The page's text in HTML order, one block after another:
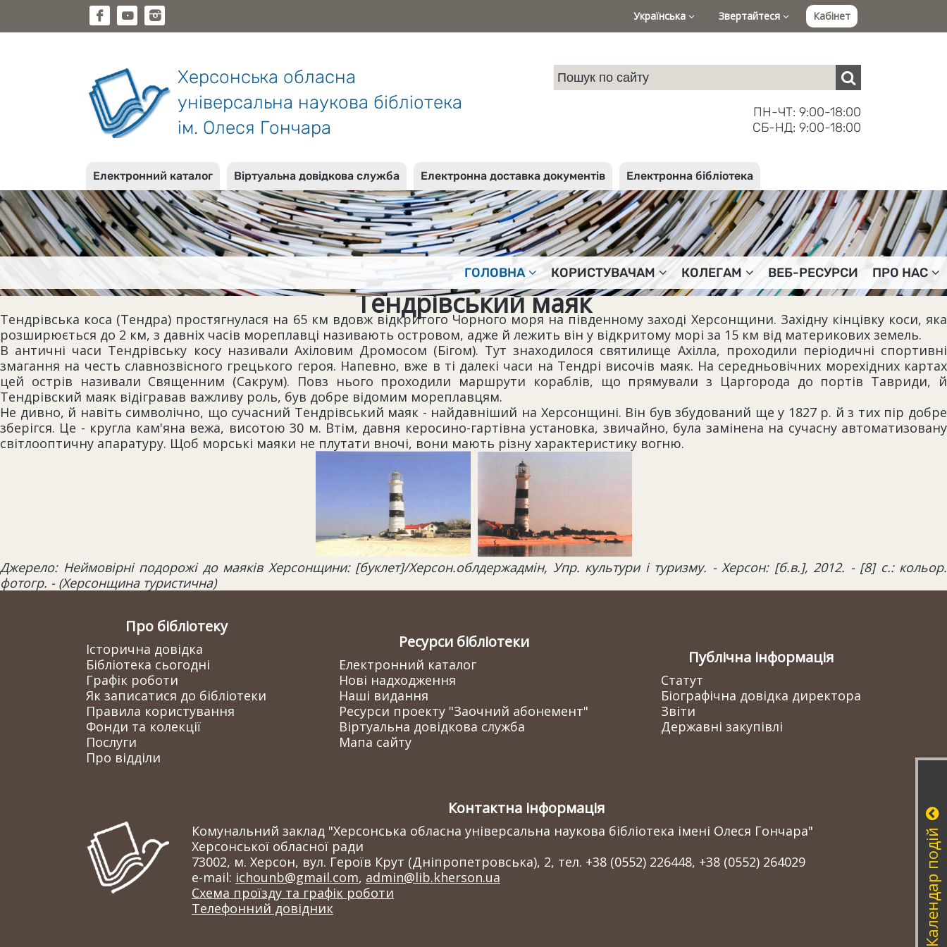
Українська Звертайтеся Кабінет
Херсонська обласна
універсальна наукова бібліотека
ім. Олеся Гончара
ПН-ЧТ: 9:00-18:00
СБ-НД: 9:00-18:00
Електронний каталог Віртуальна довідкова служба Електронна доставка документів Електронна бібліотека
ГОЛОВНА КОРИСТУВАЧАМ КОЛЕГАМ ВЕБ-РЕСУРСИ ПРО НАС
Тендрівський маяк
Тендрівська коса (Тендра) простягнулася на 65 км вдовж відкритого Чорного моря на південному заході Херсонщини. Західну кінцівку коси, яка
розширюється до 2 км, з давніх часів мореплавці називають островом, адже й лежить він у відкритому морі за 15 км від материкових земель.
В античні часи Тендрівську косу називали Ахіловим Дромосом (Бігом). Тут знаходилося святилище Ахілла, проходили періодичні спортивні
змагання на честь славнозвісного грецького героя. Напевно, вже в ті далекі часи на Тендрі височів маяк. На середньовічних морехідних картах
цей острів називали Священним (Сакрум). Повз нього проходили маршрути кораблів, що прямували з Царгорода до портів Тавриди, й
Тендрівский маяк відігравав важливу роль, був добре відомим мореплавцям.
Не дивно, й навіть символічно, що сучасний Тендрівський маяк - найдавніший на Херсонщині. Він був збудований ще у 1827 р. й з тих пір добре
зберігся. Це - кругла кам'яна вежа, висотою 30 м. Втім, давня керосино-гартівна установка, звичайно, була замінена на сучасну автоматизовану
світлооптичну апаратуру. Щоб морські маяки не плутати вночі, вони мають різну характеристику вогню.
Джерело: Неймовірні подорожі до маяків Херсонщини: [буклет]/Херсон.облдержадмін, Упр. культури і туризму. - Херсон: [б.в.], 2012. - [8] с.: кольор.
фотогр. - (Херсонщина туристична)
Про бібліотеку
Історична довідка
Бібліотека сьогодні
Графік роботи
Як записатися до бібліотеки
Правила користування
Фонди та колекції
Послуги
Про відділи
Ресурси бібліотеки
Електронний каталог
Нові надходження
Наші видання
Ресурси проекту "Заочний абонемент"
Віртуальна довідкова служба
Мапа сайту
Публічна інформація
Статут
Біографічна довідка директора
Звіти
Державні закупівлі
Контактна інформація
Комунальний заклад "Херсонська обласна універсальна наукова бібліотека імені Олеся Гончара"
Херсонської обласної ради
73002, м. Херсон, вул. Героїв Крут (Дніпропетровська), 2, тел. +38 (0552) 226448, +38 (0552) 264029
e-mail: ichounb@gmail.com, admin@lib.kherson.ua
Схема проїзду та графік роботи
Телефонний довідник
Календар подій